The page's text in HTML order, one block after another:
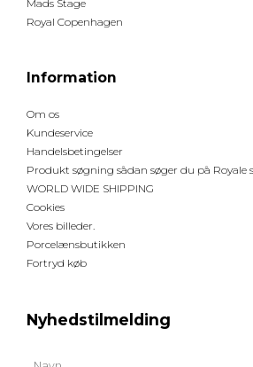
Mads Stage
Royal Copenhagen
Information
Om os
Kundeservice
Handelsbetingelser
Produkt søgning sådan søger du på Royale
WORLD WIDE SHIPPING
Cookies
Vores billeder.
Porcelænsbutikken
Fortryd køb
Nyhedstilmelding